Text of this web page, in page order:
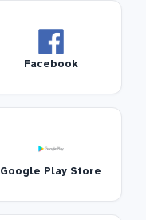
Facebook
Google Play Store